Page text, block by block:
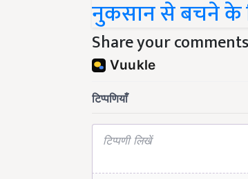
Share your comments